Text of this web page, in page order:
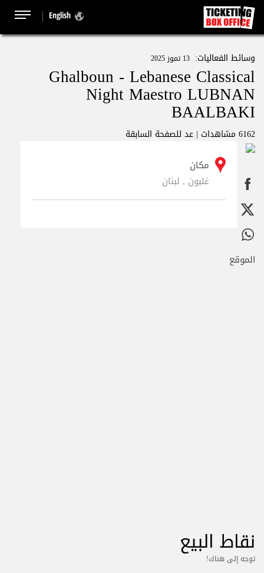
English
وسائط الفعاليات:
Ghalboun - Lebanese Classical
Night Maestro LUBNAN
BAALBAKI
6162 مشاهدات | عد للصفحة السابقة
مكان
غلبون , لبنان
الموقع
نقاط البيع
توجه إلى هناك!